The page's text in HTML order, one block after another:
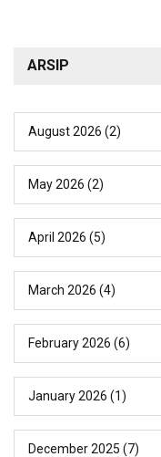
ARSIP
August 2026 (2)
May 2026 (2)
April 2026 (5)
March 2026 (4)
February 2026 (6)
January 2026 (1)
December 2025 (7)